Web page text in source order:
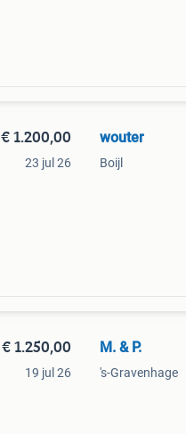
€ 1.200,00
23 jul 26
wouter
Boijl
€ 1.250,00
19 jul 26
M. & P.
's-Gravenhage